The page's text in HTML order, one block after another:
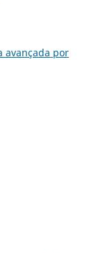
avançada por